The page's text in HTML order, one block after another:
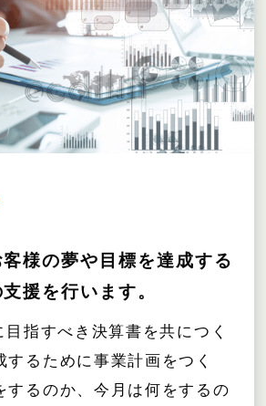
様の夢や目標を達成する
援を行います。
指すべき決算書を共につく
するために事業計画をつく
するのか、今月は何をするの